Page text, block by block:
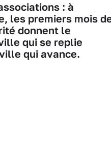
: à
les premiers mois
donnent le
qui se replie
qui avance.